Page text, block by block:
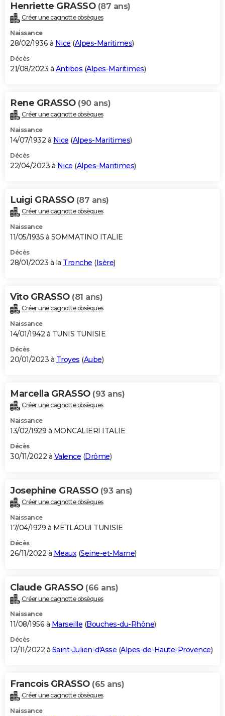
Henriette GRASSO (87 ans)
Créer une cagnotte obsèques
Naissance
28/02/1936 à Nice (Alpes-Maritimes)
Décès
21/08/2023 à Antibes (Alpes-Maritimes)
Rene GRASSO (90 ans)
Créer une cagnotte obsèques
Naissance
14/07/1932 à Nice (Alpes-Maritimes)
Décès
22/04/2023 à Nice (Alpes-Maritimes)
Luigi GRASSO (87 ans)
Créer une cagnotte obsèques
Naissance
11/05/1935 à SOMMATINO ITALIE
Décès
28/01/2023 à la Tronche (Isère)
Vito GRASSO (81 ans)
Créer une cagnotte obsèques
Naissance
14/01/1942 à TUNIS TUNISIE
Décès
20/01/2023 à Troyes (Aube)
Marcella GRASSO (93 ans)
Créer une cagnotte obsèques
Naissance
13/02/1929 à MONCALIERI ITALIE
Décès
30/11/2022 à Valence (Drôme)
Josephine GRASSO (93 ans)
Créer une cagnotte obsèques
Naissance
17/04/1929 à METLAOUI TUNISIE
Décès
26/11/2022 à Meaux (Seine-et-Marne)
Claude GRASSO (66 ans)
Créer une cagnotte obsèques
Naissance
11/08/1956 à Marseille (Bouches-du-Rhône)
Décès
12/11/2022 à Saint-Julien-d'Asse (Alpes-de-Haute-Provence)
Francois GRASSO (65 ans)
Créer une cagnotte obsèques
Naissance